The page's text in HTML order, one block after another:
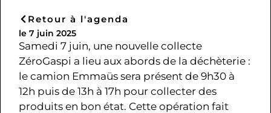
Retour à l'agenda
le 7 juin 2025
Samedi 7 juin, une nouvelle collecte
ZéroGaspi a lieu aux abords de la déchèterie :
le camion Emmaüs sera présent de 9h30 à
12h puis de 13h à 17h pour collecter des
produits en bon état. Cette opération fait